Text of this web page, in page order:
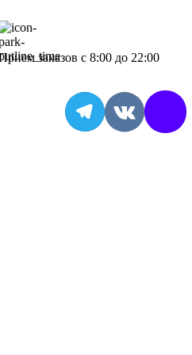
заказов с 8:00 до 22:00